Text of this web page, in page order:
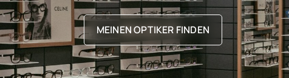
MEINEN OPTIKER FINDEN